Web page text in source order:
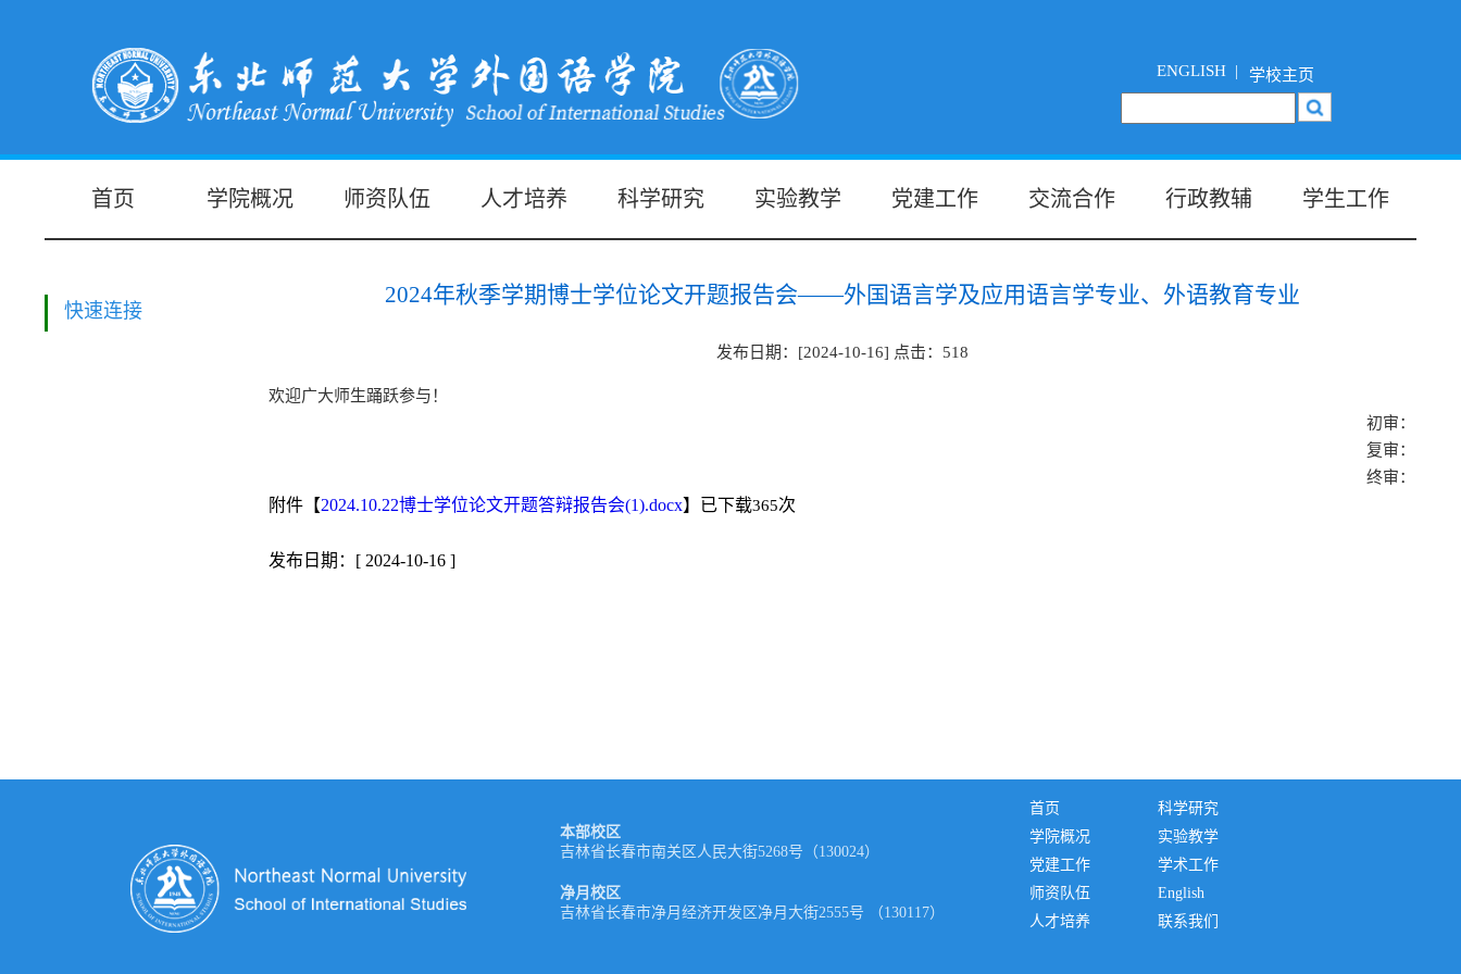
ENGLISH | 学校主页
首页 学院概况 师资队伍 人才培养 科学研究 实验教学 党建工作 交流合作 行政教辅 学生工作
快速连接
2024年秋季学期博士学位论文开题报告会——外国语言学及应用语言学专业、外语教育专业
发布日期：[2024-10-16] 点击： 518
欢迎广大师生踊跃参与！
初审：
复审：
终审：
附件【2024.10.22博士学位论文开题答辩报告会(1).docx】已下载365次
发布日期：[ 2024-10-16 ]
本部校区
吉林省长春市南关区人民大街5268号（130024）
净月校区
吉林省长春市净月经济开发区净月大街2555号 （130117）
首页
学院概况
党建工作
师资队伍
人才培养
科学研究
实验教学
学术工作
English
联系我们